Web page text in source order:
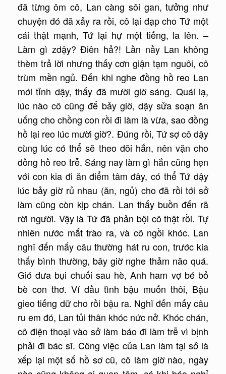
đã từng ôm cô, Lan càng sôi gan, tưởng như
chuyện đó đã xảy ra rồi, cô lại đạp cho Tứ một
cái thật mạnh, Tứ lại hự một tiếng, la lên. –
Làm gì zdậy? Điên hả?! Lần nầy Lan không
thèm trả lời nhưng thấy cơn giận tạm nguôi, cô
trùm mền ngủ. Đến khi nghe đồng hồ reo Lan
mới tỉnh dậy, thấy đã mười giờ sáng. Quái lạ,
lúc nào cô cũng để bảy giờ, dậy sửa soạn ăn
uống cho chồng con rồi đi làm là vừa, sao đồng
hồ lại reo lúc mười giờ?. Đúng rồi, Tứ sợ cô dậy
cùng lúc có thể sẽ theo dõi hắn, nên vặn cho
đồng hồ reo trễ. Sáng nay làm gì hắn cũng hẹn
với con kia đi ăn điểm tâm đây, có thể Tứ dậy
lúc bảy giờ rủ nhau (ăn, ngủ) cho đã rồi tới sở
làm cũng còn kịp chán. Lan thấy buồn đến rã
rời người. Vậy là Tứ đã phản bội cô thật rồi. Tự
nhiên nước mắt trào ra, và cô ngồi khóc. Lan
nghĩ đến mấy câu thường hát ru con, trước kia
thấy bình thường, bây giờ nghe thảm não quá.
Gió đưa bụi chuối sau hè, Anh ham vợ bé bỏ
bè con thơ. Ví dầu tình bậu muốn thôi, Bậu
gieo tiếng dữ cho rồi bậu ra. Nghĩ đến mấy câu
ru em đó, Lan tủi thân khóc nức nở. Khóc chán,
cô điện thoại vào sở làm báo đi làm trễ vì bịnh
phải đi bác sĩ. Công việc của Lan làm tại sở là
xếp lại một số hồ sơ cũ, cô làm giờ nào, ngày